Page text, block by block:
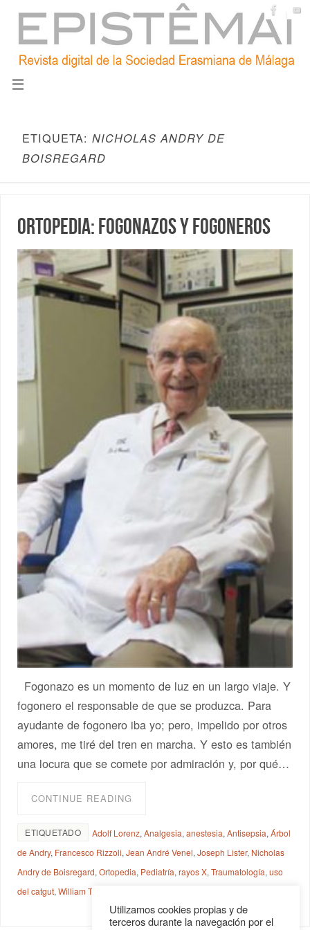
ETIQUETA: NICHOLAS ANDRY DE
BOISREGARD
Ortopedia: fogonazos y fogoneros
Fogonazo es un momento de luz en un largo viaje. Y
fogonero el responsable de que se produzca. Para
ayudante de fogonero iba yo; pero, impelido por otros
amores, me tiré del tren en marcha. Y esto es también
una locura que se comete por admiración y, por qué…
CONTINUE READING
ETIQUETADO Adolf Lorenz,Analgesia,anestesia,Antisepsia,Árbol
de Andry, Francesco Rizzoli,Jean André Venel,Joseph Lister, Nicholas
Andry de Boisregard,Ortopedia, Pediatría,rayos X,Traumatología,uso
del catgut,William Thomas Green Morton
Utilizamos cookies propias y de
terceros durante la navegación por el